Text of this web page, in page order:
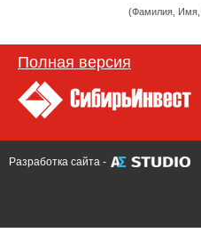
(Фамилия, Имя,
Полная версия
Разработка сайта -